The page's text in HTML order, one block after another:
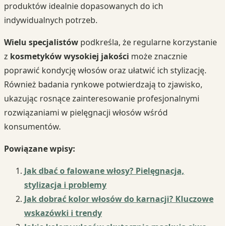
produktów idealnie dopasowanych do ich
indywidualnych potrzeb.
Wielu specjalistów podkreśla, że regularne korzystanie
z kosmetyków wysokiej jakości może znacznie
poprawić kondycję włosów oraz ułatwić ich stylizację.
Również badania rynkowe potwierdzają to zjawisko,
ukazując rosnące zainteresowanie profesjonalnymi
rozwiązaniami w pielęgnacji włosów wśród
konsumentów.
Powiązane wpisy:
Jak dbać o falowane włosy? Pielęgnacja,
stylizacja i problemy
Jak dobrać kolor włosów do karnacji? Kluczowe
wskazówki i trendy